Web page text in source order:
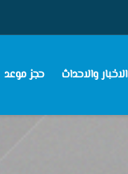
الاخبار والاحداث حجز موعد